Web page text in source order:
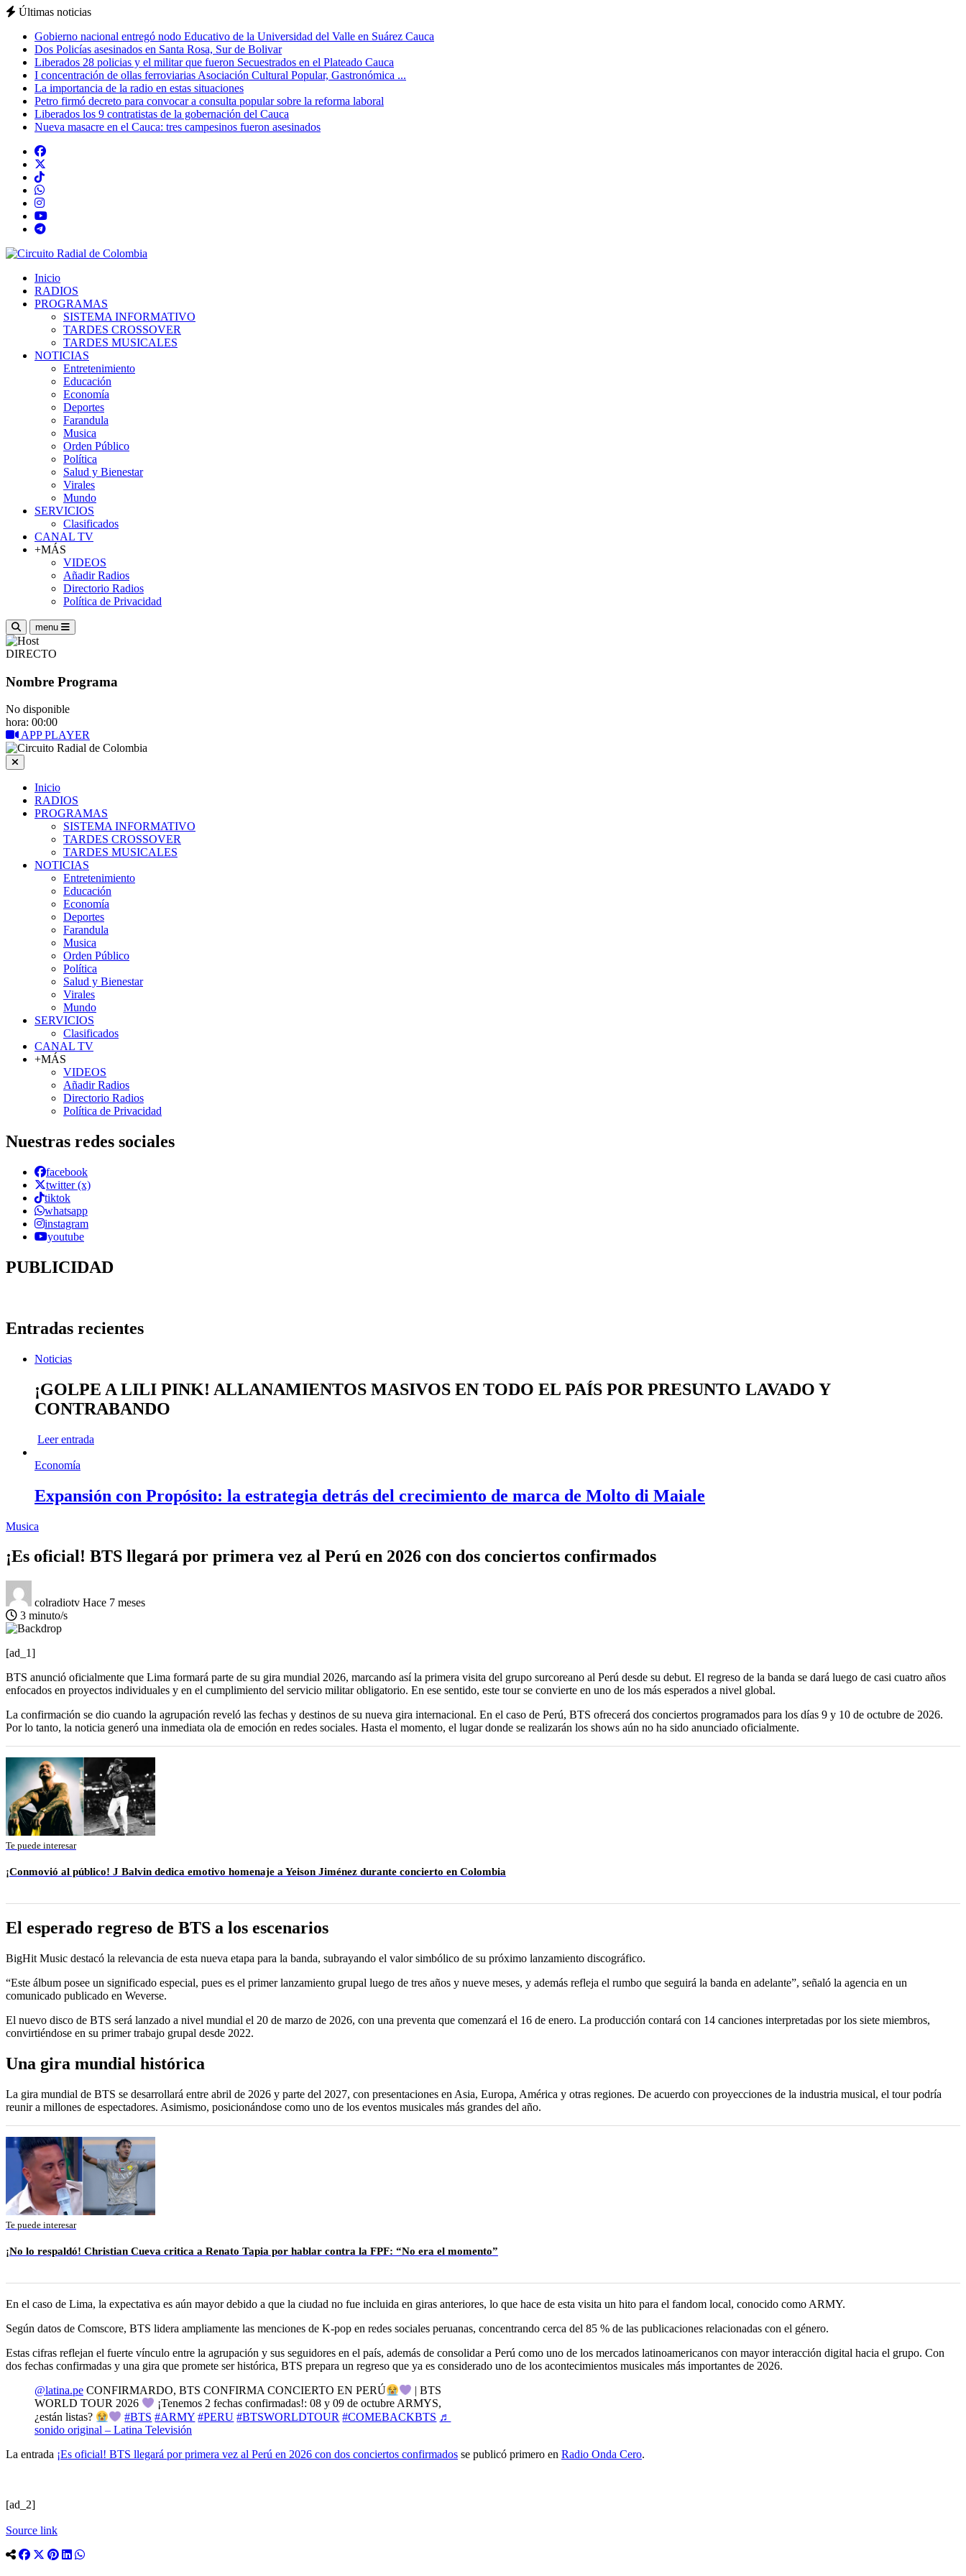
Últimas noticias
Gobierno nacional entregó nodo Educativo de la Universidad del Valle en Suárez Cauca
Dos Policías asesinados en Santa Rosa, Sur de Bolivar
Liberados 28 policias y el militar que fueron Secuestrados en el Plateado Cauca
I concentración de ollas ferroviarias Asociación Cultural Popular, Gastronómica ...
La importancia de la radio en estas situaciones
Petro firmó decreto para convocar a consulta popular sobre la reforma laboral
Liberados los 9 contratistas de la gobernación del Cauca
Nueva masacre en el Cauca: tres campesinos fueron asesinados
Inicio
RADIOS
PROGRAMAS
SISTEMA INFORMATIVO
TARDES CROSSOVER
TARDES MUSICALES
NOTICIAS
Entretenimiento
Educación
Economía
Deportes
Farandula
Musica
Orden Público
Política
Salud y Bienestar
Virales
Mundo
SERVICIOS
Clasificados
CANAL TV
+MÁS
VIDEOS
Añadir Radios
Directorio Radios
Política de Privacidad
menu
DIRECTO
Nombre Programa
No disponible
hora: 00:00
APP PLAYER
Inicio
RADIOS
PROGRAMAS
SISTEMA INFORMATIVO
TARDES CROSSOVER
TARDES MUSICALES
NOTICIAS
Entretenimiento
Educación
Economía
Deportes
Farandula
Musica
Orden Público
Política
Salud y Bienestar
Virales
Mundo
SERVICIOS
Clasificados
CANAL TV
+MÁS
VIDEOS
Añadir Radios
Directorio Radios
Política de Privacidad
Nuestras redes sociales
facebook
twitter (x)
tiktok
whatsapp
instagram
youtube
PUBLICIDAD
Entradas recientes
Noticias
¡GOLPE A LILI PINK! ALLANAMIENTOS MASIVOS EN TODO EL PAÍS POR PRESUNTO LAVADO Y
CONTRABANDO
Leer entrada
Economía
Expansión con Propósito: la estrategia detrás del crecimiento de marca de Molto di Maiale
Musica
¡Es oficial! BTS llegará por primera vez al Perú en 2026 con dos conciertos confirmados
colradiotv Hace 7 meses
3 minuto/s
[ad_1]
BTS anunció oficialmente que Lima formará parte de su gira mundial 2026, marcando así la primera visita del grupo surcoreano al Perú desde su debut. El regreso de la banda se dará luego de casi cuatro años
enfocados en proyectos individuales y en el cumplimiento del servicio militar obligatorio. En ese sentido, este tour se convierte en uno de los más esperados a nivel global.
La confirmación se dio cuando la agrupación reveló las fechas y destinos de su nueva gira internacional. En el caso de Perú, BTS ofrecerá dos conciertos programados para los días 9 y 10 de octubre de 2026.
Por lo tanto, la noticia generó una inmediata ola de emoción en redes sociales. Hasta el momento, el lugar donde se realizarán los shows aún no ha sido anunciado oficialmente.
Te puede interesar
¡Conmovió al público! J Balvin dedica emotivo homenaje a Yeison Jiménez durante concierto en Colombia
El esperado regreso de BTS a los escenarios
BigHit Music destacó la relevancia de esta nueva etapa para la banda, subrayando el valor simbólico de su próximo lanzamiento discográfico.
“Este álbum posee un significado especial, pues es el primer lanzamiento grupal luego de tres años y nueve meses, y además refleja el rumbo que seguirá la banda en adelante”, señaló la agencia en un
comunicado publicado en Weverse.
El nuevo disco de BTS será lanzado a nivel mundial el 20 de marzo de 2026, con una preventa que comenzará el 16 de enero. La producción contará con 14 canciones interpretadas por los siete miembros,
convirtiéndose en su primer trabajo grupal desde 2022.
Una gira mundial histórica
La gira mundial de BTS se desarrollará entre abril de 2026 y parte del 2027, con presentaciones en Asia, Europa, América y otras regiones. De acuerdo con proyecciones de la industria musical, el tour podría
reunir a millones de espectadores. Asimismo, posicionándose como uno de los eventos musicales más grandes del año.
Te puede interesar
¡No lo respaldó! Christian Cueva critica a Renato Tapia por hablar contra la FPF: “No era el momento”
En el caso de Lima, la expectativa es aún mayor debido a que la ciudad no fue incluida en giras anteriores, lo que hace de esta visita un hito para el fandom local, conocido como ARMY.
Según datos de Comscore, BTS lidera ampliamente las menciones de K-pop en redes sociales peruanas, concentrando cerca del 85 % de las publicaciones relacionadas con el género.
Estas cifras reflejan el fuerte vínculo entre la agrupación y sus seguidores en el país, además de consolidar a Perú como uno de los mercados latinoamericanos con mayor interacción digital hacia el grupo. Con
dos fechas confirmadas y una gira que promete ser histórica, BTS prepara un regreso que ya es considerado uno de los acontecimientos musicales más importantes de 2026.
@latina.pe CONFIRMARDO, BTS CONFIRMA CONCIERTO EN PERÚ
| BTS
WORLD TOUR 2026
¡Tenemos 2 fechas confirmadas!: 08 y 09 de octubre ARMYS,
¿están listas?
#BTS #ARMY #PERU #BTSWORLDTOUR #COMEBACKBTS ♬
sonido original – Latina Televisión
La entrada ¡Es oficial! BTS llegará por primera vez al Perú en 2026 con dos conciertos confirmados se publicó primero en Radio Onda Cero.
[ad_2]
Source link